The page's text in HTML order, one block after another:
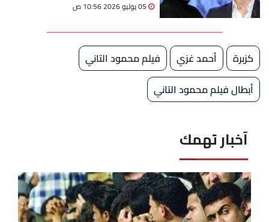
05 يوليو 2026 10:56 ص
كزبرة أحمد غزي
فيلم محمود التاني
أبطال فيلم محمود التاني
آخبار تهمك